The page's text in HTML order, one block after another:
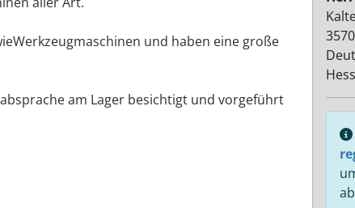
und haben eine große
am Lager besichtigt und vorgeführt